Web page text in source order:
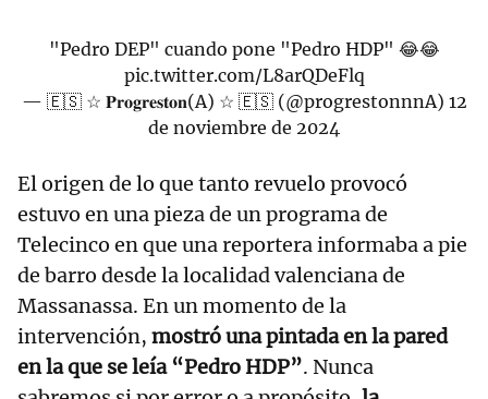
"Pedro DEP" cuando pone "Pedro HDP" 😂😂
pic.twitter.com/L8arQDeFlq
— 🇪🇸 ☆ 𝐏𝐫𝐨𝐠𝐫𝐞𝐬𝐭𝐨𝐧(A) ☆ 🇪🇸 (@progrestonnnA) 12
de noviembre de 2024
El origen de lo que tanto revuelo provocó
estuvo en una pieza de un programa de
Telecinco en que una reportera informaba a pie
de barro desde la localidad valenciana de
Massanassa. En un momento de la
intervención, mostró una pintada en la pared
en la que se leía “Pedro HDP”. Nunca